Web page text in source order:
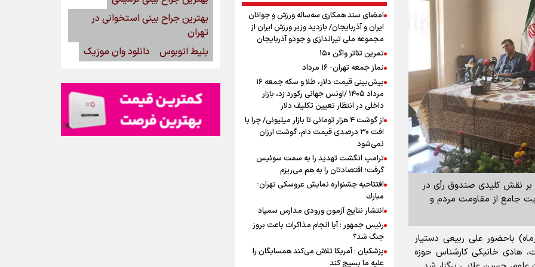
بر نقش کلیدی صندوق رأی در
جامع از مقاومت مردم و
ابعاد اجتماعی امروز ( چهارشنبه ۱۱ تیرماه) باحضور علی ربیعی دستیار
هادی خانیکی کارشناس حوزه
امضای سند همکاری سه‌ساله ورزش و جوانان
ایران و آذربایجان/ بازدید وزیر ورزش ایران از
مجموعه ملی تیراندازی و جودو آذربایجان
تمرین تئاتر واگن ۱۵۰
نماز جمعه تهران- ۱۶ مرداد
پیش‌بینی قیمت دلار، طلا و سکه جمعه ۱۶
مرداد ۱۴۰۵ /اونس جهانی رکورد زد، بازار
داخلی در انتظار تعیین تکلیف دلار
از گوشت ۴ هزار تومانی تا بازار میلیونی/ چرا با
افت ۳۰ درصدی قیمت دام، گوشت ارزان
نمی‌شود
ترامپ انگشت تهدید را به سمت سوئیس
گرفت؛ اقتصادتان را به هم می‌ریزم
افتتاحیه جشنواره نمايش عروسكى تهران-
مبارك
انتشار نتایج آزمون ورودی مدارس سمپاد
رئیس جمهور : آیا انجام مذاکرات باعث بروز
جنگ شد؟
پزشکیان : آمریکا تلاش می‌کند همسایگان را
علیه ما بسیج کند
بهترین جراح بینی استخوانی در
تهران
بلیط اتوبوس
دانلود وان موزیک